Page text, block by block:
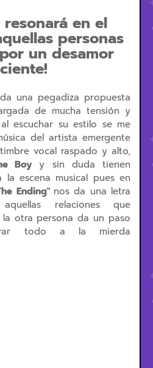
resonará en el
personas
un desamor
una pegadiza propuesta
de mucha tensión y
escuchar su estilo se me
del artista emergente
vocal raspado y alto,
Boy y sin duda tienen
escena musical pues en
Ending" nos da una letra
relaciones que
otra persona da un paso
todo a la mierda